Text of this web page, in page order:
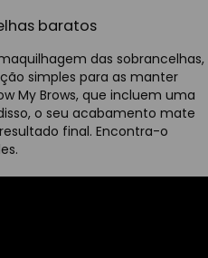
baratos
das sobrancelhas,
simples para as manter
My Brows, que incluem uma
o seu acabamento mate
final. Encontra-o